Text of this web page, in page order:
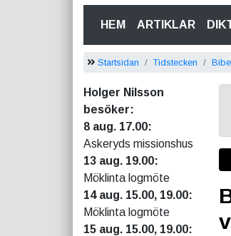
HEM(CURRENT)
ARTIKLAR
Startsidan Tidstecken
Holger Nilsson
besöker:
8 aug. 17.00:
Askeryds missionshus
13 aug. 19.00:
Möklinta logmöte
14 aug. 15.00, 19.00:
Möklinta logmöte
15 aug. 15.00, 19.00: